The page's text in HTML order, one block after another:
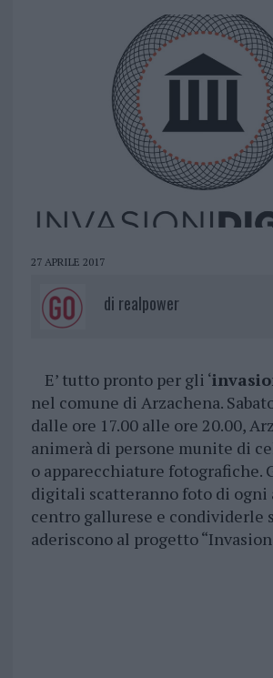
27 APRILE 2017
di realpower
E’ tutto pronto per gli ‘
nel comune di Arzachena.
dalle ore 17.00 alle ore 20.00,
animerà di persone munite di
o apparecchiature fotografiche.
digitali scatteranno foto di ogni
centro gallurese e condividerle
aderiscono al progetto